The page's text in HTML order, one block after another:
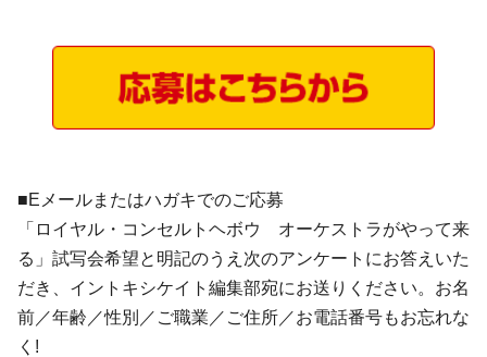
■Eメールまたはハガキでのご応募
「ロイヤル・コンセルトヘボウ オーケストラがやって来
る」試写会希望と明記のうえ次のアンケートにお答えいた
だき、イントキシケイト編集部宛にお送りください。お名
前／年齢／性別／ご職業／ご住所／お電話番号もお忘れな
く!